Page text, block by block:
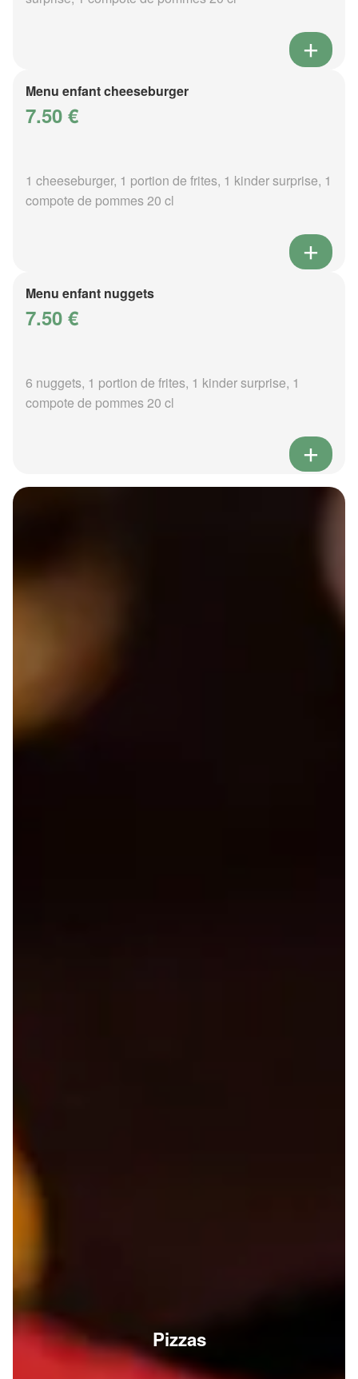
Menu enfant cheeseburger
7.50 €
1 cheeseburger, 1 portion de frites, 1 kinder surprise, 1
compote de pommes 20 cl
Menu enfant nuggets
7.50 €
6 nuggets, 1 portion de frites, 1 kinder surprise, 1
compote de pommes 20 cl
Pizzas